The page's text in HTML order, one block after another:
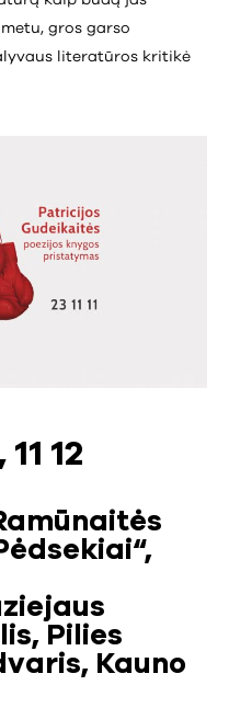
gros garso
literatūros kritikė
12
Pilies
Kauno